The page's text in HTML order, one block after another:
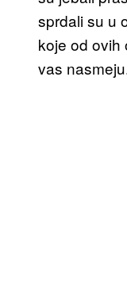
sprdali su u
koje od ovih
vas